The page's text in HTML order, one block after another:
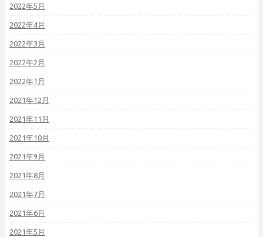
2022年5月
2022年4月
2022年3月
2022年2月
2022年1月
2021年12月
2021年11月
2021年10月
2021年9月
2021年8月
2021年7月
2021年6月
2021年5月